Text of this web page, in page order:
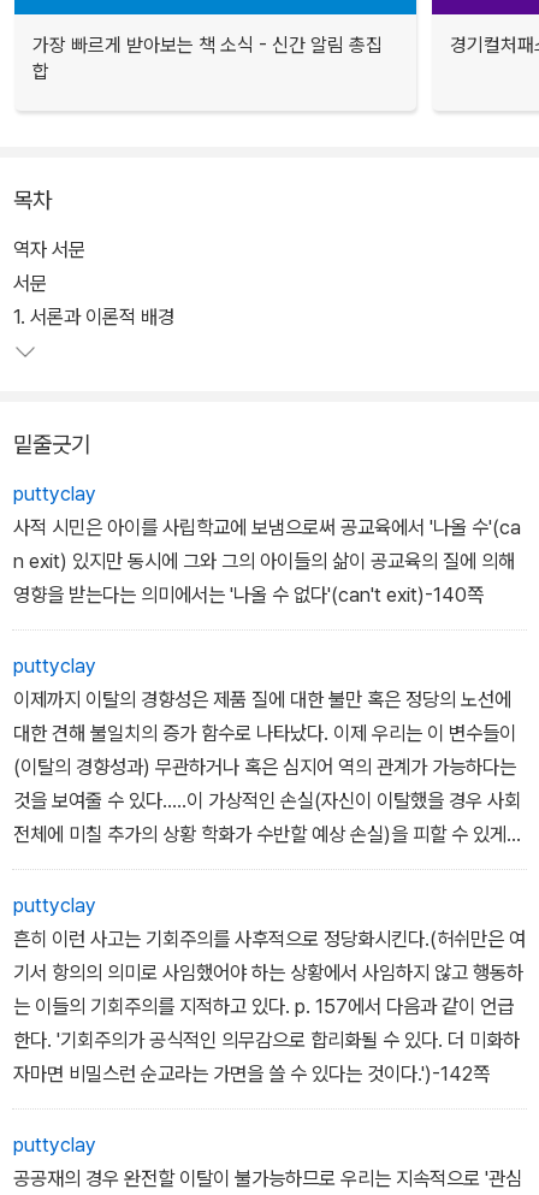
가장 빠르게 받아보는 책 소식 - 신간 알림 총집
합
경기컬처
목차
역자 서문
서문
1. 서론과 이론적 배경
밑줄긋기
puttyclay
사적 시민은 아이를 사립학교에 보냄으로써 공교육에서 '나올 수'(ca
n exit) 있지만 동시에 그와 그의 아이들의 삶이 공교육의 질에 의해
영향을 받는다는 의미에서는 '나올 수 없다'(can't exit)-140쪽
puttyclay
이제까지 이탈의 경향성은 제품 질에 대한 불만 혹은 정당의 노선에
대한 견해 불일치의 증가 함수로 나타났다. 이제 우리는 이 변수들이
(이탈의 경향성과) 무관하거나 혹은 심지어 역의 관계가 가능하다는
것을 보여줄 수 있다.....이 가상적인 손실(자신이 이탈했을 경우 사회
전체에 미칠 추가의 상황 학화가 수반할 예상 손실)을 피할 수 있게
하는 것이 충성파 행동의 편익....이탈에 실패한 기간이 길면 길수록
이탈을 결정하는 것도 점점 더 힘들 것이다. 최악의 상황을 피하기 위
해 계속 조직에 남아있어야 한다는 신념이 시간이 지날수록 더욱 강
고해진다. -141쪽
puttyclay
흔히 이런 사고는 기회주의를 사후적으로 정당화시킨다.(허쉬만은 여
기서 항의의 의미로 사임했어야 하는 상황에서 사임하지 않고 행동하
는 이들의 기회주의를 지적하고 있다. p. 157에서 다음과 같이 언급
한다. '기회주의가 공식적인 의무감으로 합리화될 수 있다. 더 미화하
자마면 비밀스런 순교라는 가면을 쓸 수 있다는 것이다.')-142쪽
puttyclay
공공재의 경우 완전할 이탈이 불가능하므로 우리는 지속적으로 '관심